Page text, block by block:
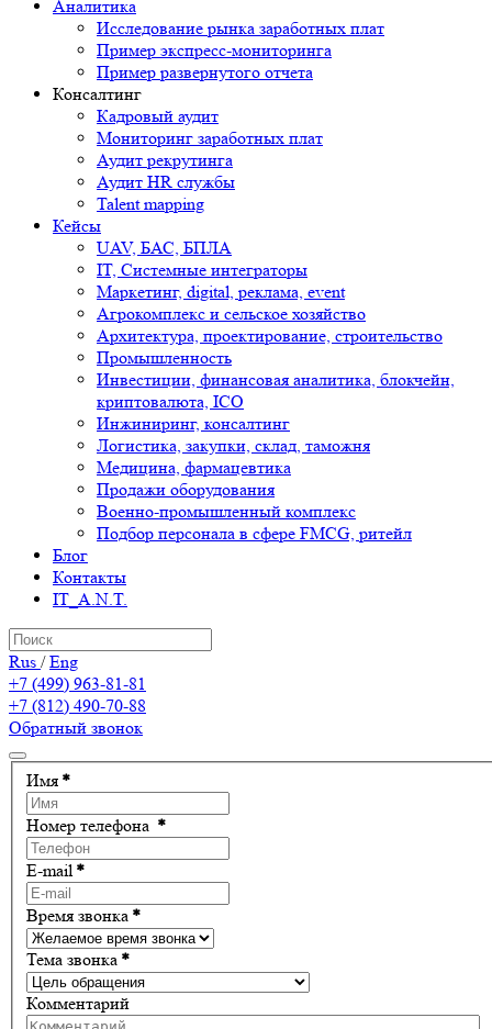
Аналитика
Исследование рынка заработных плат
Пример экспресс-мониторинга
Пример развернутого отчета
Консалтинг
Кадровый аудит
Мониторинг заработных плат
Аудит рекрутинга
Аудит HR службы
Talent mapping
Кейсы
UAV, БАС, БПЛА
IT, Системные интеграторы
Маркетинг, digital, реклама, event
Агрокомплекс и сельское хозяйство
Архитектура, проектирование, строительство
Промышленность
Инвестиции, финансовая аналитика, блокчейн,
криптовалюта, ICO
Инжиниринг, консалтинг
Логистика, закупки, склад, таможня
Медицина, фармацевтика
Продажи оборудования
Военно-промышленный комплекс
Подбор персонала в сфере FMCG, ритейл
Блог
Контакты
IT_A.N.T.
Rus /Eng
+7 (499) 963-81-81
+7 (812) 490-70-88
Обратный звонок
Имя *
Номер телефона *
E-mail *
Время звонка *
Тема звонка *
Комментарий